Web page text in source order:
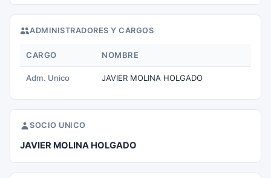
ADMINISTRADORES Y CARGOS
CARGO NOMBRE
Adm. Unico JAVIER MOLINA HOLGADO
SOCIO UNICO
JAVIER MOLINA HOLGADO